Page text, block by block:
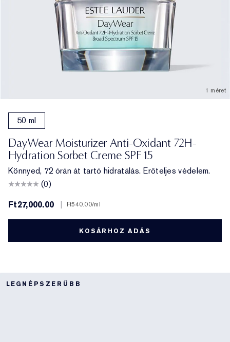
1 méret
50 ml
DayWear Moisturizer Anti-Oxidant 72H-
Hydration Sorbet Creme SPF 15
Könnyed, 72 órán át tartó hidratálás. Erőteljes védelem.
(0)
Ft27,000.00
Ft540.00/ml
KOSÁRHOZ ADÁS
LEGNÉPSZERŰBB